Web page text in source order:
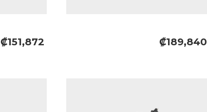
₡151,872 ₡189,840